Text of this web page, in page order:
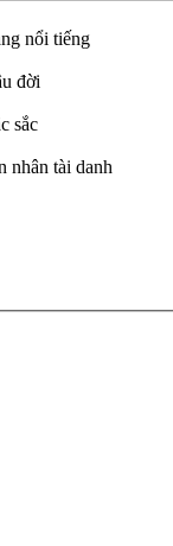
nổi tiếng
đời
sắc
nhân tài danh